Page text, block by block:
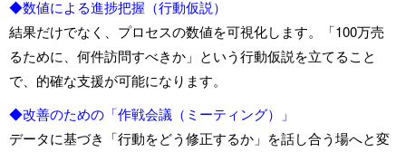
◆数値による進捗把握（行動仮説）
結果だけでなく、プロセスの数値を可視化します。「100万売
るために、何件訪問すべきか」という行動仮説を立てること
で、的確な支援が可能になります。
◆改善のための「作戦会議（ミーティング）」
データに基づき「行動をどう修正するか」を話し合う場へと変